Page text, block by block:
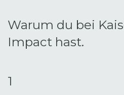
Warum du bei
Impact hast.
1